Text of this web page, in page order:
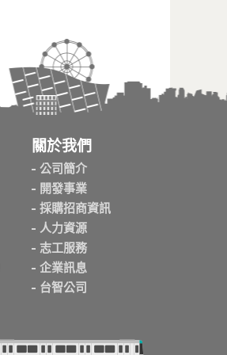
關於我們
公司簡介
開發事業
採購招商資訊
人力資源
志工服務
企業訊息
台智公司